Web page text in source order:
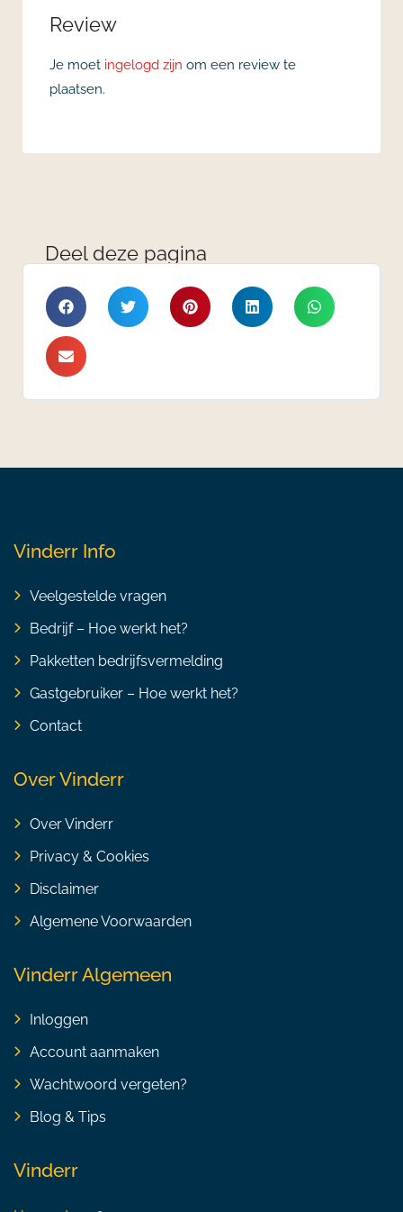
Review
Je moet ingelogd zijn om een review te
plaatsen.
Deel deze pagina
Vinderr Info
Veelgestelde vragen
Bedrijf – Hoe werkt het?
Pakketten bedrijfsvermelding
Gastgebruiker – Hoe werkt het?
Contact
Over Vinderr
Over Vinderr
Privacy & Cookies
Disclaimer
Algemene Voorwaarden
Vinderr Algemeen
Inloggen
Account aanmaken
Wachtwoord vergeten?
Blog & Tips
Vinderr